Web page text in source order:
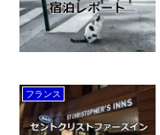
フランス